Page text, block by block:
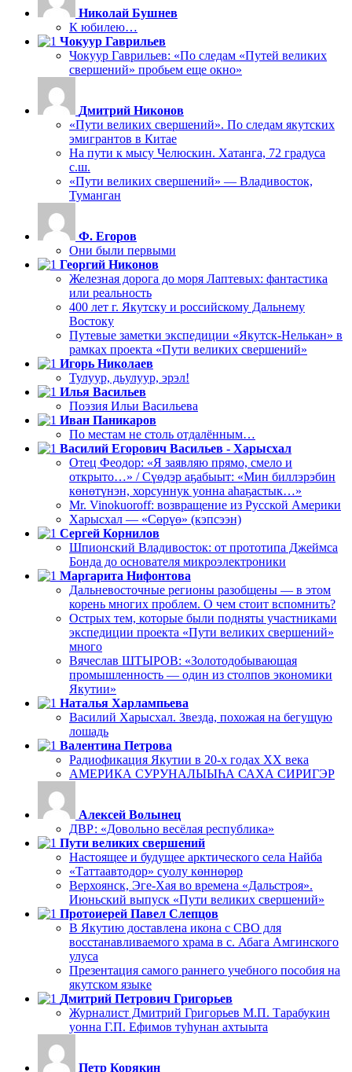
Николай Бушнев
К юбилею…
Чокуур Гаврильев
Чокуур Гаврильев: «По следам «Путей великих
свершений» пробьем еще окно»
Дмитрий Никонов
«Пути великих свершений». По следам якутских
эмигрантов в Китае
На пути к мысу Челюскин. Хатанга, 72 градуса
с.ш.
«Пути великих свершений» — Владивосток,
Туманган
Ф. Егоров
Они были первыми
Георгий Никонов
Железная дорога до моря Лаптевых: фантастика
или реальность
400 лет г. Якутску и российскому Дальнему
Востоку
Путевые заметки экспедиции «Якутск-Нелькан» в
рамках проекта «Пути великих свершений»
Игорь Николаев
Тулуур, дьулуур, эрэл!
Илья Васильев
Поэзия Ильи Васильева
Иван Паникаров
По местам не столь отдалённым…
Василий Егорович Васильев - Харысхал
Отец Феодор: «Я заявляю прямо, смело и
открыто…» / Сүөдэр аҕабыыт: «Мин биллэрэбин
көнөтүнэн, хорсуннук уонна аһаҕастык…»
Mr. Vinokuoroff: возвращение из Русской Америки
Харысхал — «Сөрүө» (кэпсээн)
Сергей Корнилов
Шпионский Владивосток: от прототипа Джеймса
Бонда до основателя микроэлектроники
Маргарита Нифонтова
Дальневосточные регионы разобщены — в этом
корень многих проблем. О чем стоит вспомнить?
Острых тем, которые были подняты участниками
экспедиции проекта «Пути великих свершений»
много
Вячеслав ШТЫРОВ: «Золотодобывающая
промышленность — один из столпов экономики
Якутии»
Наталья Харлампьева
Василий Харысхал. Звезда, похожая на бегущую
лошадь
Валентина Петрова
Радиофикация Якутии в 20-х годах ХХ века
АМЕРИКА СУРУНАЛЫЫҺА САХА СИРИГЭР
Алексей Волынец
ДВР: «Довольно весёлая республика»
Пути великих свершений
Настоящее и будущее арктического села Найба
«Таттаавтодор» суолу көннөрөр
Верхоянск, Эге-Хая во времена «Дальстроя».
Июньский выпуск «Пути великих свершений»
Протоиерей Павел Слепцов
В Якутию доставлена икона с СВО для
восстанавливаемого храма в с. Абага Амгинского
улуса
Презентация самого раннего учебного пособия на
якутском языке
Дмитрий Петрович Григорьев
Журналист Дмитрий Григорьев М.П. Тарабукин
уонна Г.П. Ефимов туһунан ахтыыта
Петр Корякин